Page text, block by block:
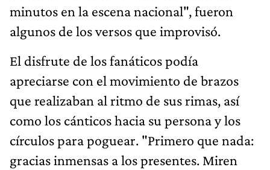
minutos en la escena nacional", fueron
algunos de los versos que improvisó.
El disfrute de los fanáticos podía
apreciarse con el movimiento de brazos
que realizaban al ritmo de sus rimas, así
como los cánticos hacia su persona y los
círculos para poguear. "Primero que nada:
gracias inmensas a los presentes. Miren